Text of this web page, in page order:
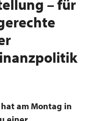
– für
am Montag in